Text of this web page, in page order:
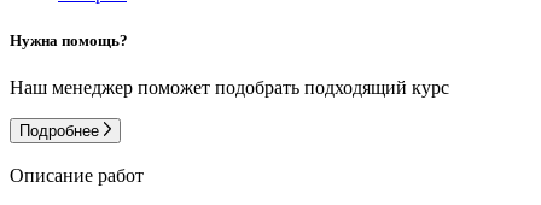
Нужна помощь?
Наш менеджер поможет подобрать подходящий курс
Подробнее
Описание работ